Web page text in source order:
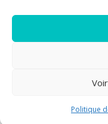
Politique
A